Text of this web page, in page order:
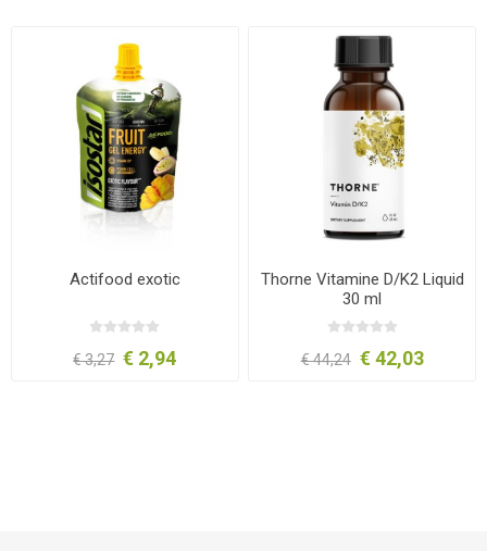
Actifood exotic
€ 3,27 € 2,94
Thorne Vitamine D/K2 Liquid
30 ml
€ 44,24 € 42,03